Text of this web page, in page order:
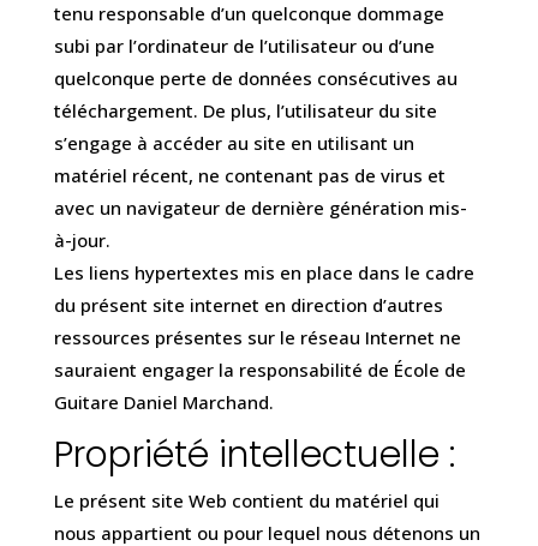
tenu responsable d’un quelconque dommage
subi par l’ordinateur de l’utilisateur ou d’une
quelconque perte de données consécutives au
téléchargement. De plus, l’utilisateur du site
s’engage à accéder au site en utilisant un
matériel récent, ne contenant pas de virus et
avec un navigateur de dernière génération mis-
à-jour.
Les liens hypertextes mis en place dans le cadre
du présent site internet en direction d’autres
ressources présentes sur le réseau Internet ne
sauraient engager la responsabilité de École de
Guitare Daniel Marchand.
Propriété intellectuelle :
Le présent site Web contient du matériel qui
nous appartient ou pour lequel nous détenons un